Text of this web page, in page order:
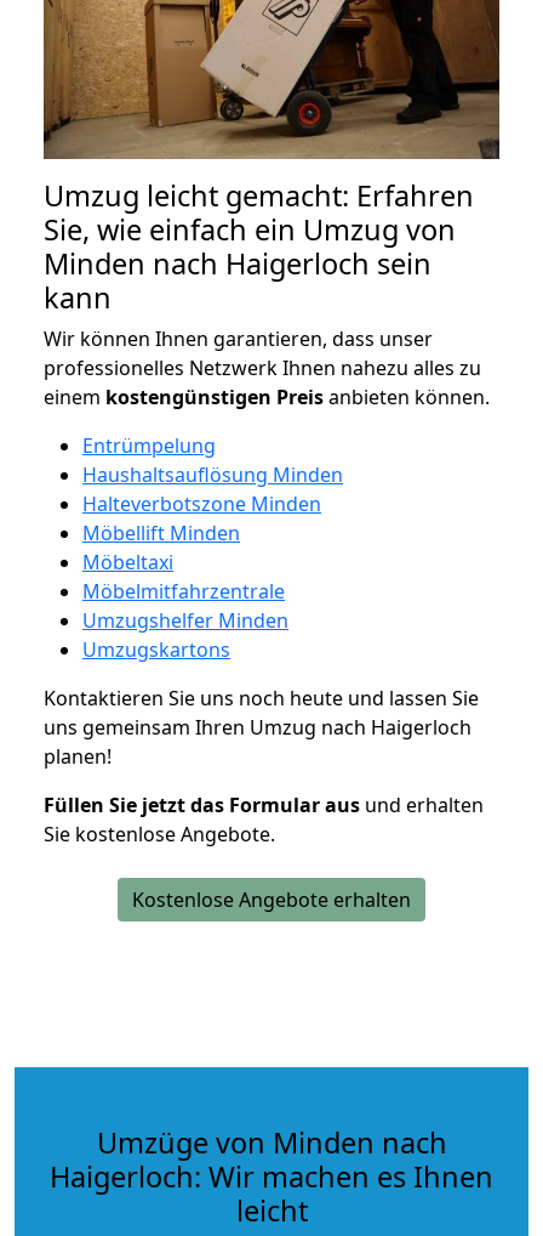
Umzug leicht gemacht: Erfahren
Sie, wie einfach ein Umzug von
Minden nach Haigerloch sein
kann
Wir können Ihnen garantieren, dass unser
professionelles Netzwerk Ihnen nahezu alles zu
einem kostengünstigen Preisanbieten können.
Entrümpelung
Haushaltsauflösung Minden
Halteverbotszone Minden
Möbellift Minden
Möbeltaxi
Möbelmitfahrzentrale
Umzugshelfer Minden
Umzugskartons
Kontaktieren Sie uns noch heute und lassen Sie
uns gemeinsam Ihren Umzug nach Haigerloch
planen!
Füllen Sie jetzt das Formular aus und erhalten
Sie kostenlose Angebote.
Kostenlose Angebote erhalten
Umzüge von Minden nach
Haigerloch: Wir machen es Ihnen
leicht